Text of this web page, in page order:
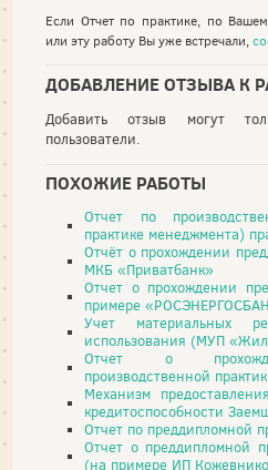
Если Отчет по практике, по
или эту работу Вы уже встречали,
ДОБАВЛЕНИЕ ОТЗЫВА К
Добавить отзыв могут
пользователи.
ПОХОЖИЕ РАБОТЫ
Отчет по
практике менеджмента)
Отчёт о прохождении
МКБ «Приватбанк»
Отчет о прохождении
примере
Учет материальных
использования (МУП
Отчет о
производственной
Механизм
кредитоспособности
Отчет по преддипломной
Отчет о преддипломной
(на примере ИП